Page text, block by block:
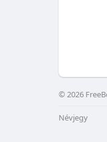
© 2026
Névjegy